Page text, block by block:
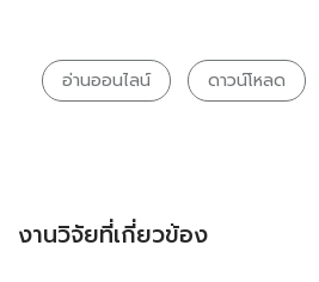
อ่านออนไลน์ ดาวน์โหลด
งานวิจัยที่เกี่ยวข้อง